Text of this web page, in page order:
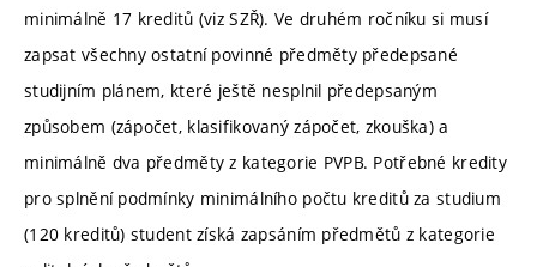
minimálně 17 kreditů (viz SZŘ). Ve druhém ročníku si musí
zapsat všechny ostatní povinné předměty předepsané
studijním plánem, které ještě nesplnil předepsaným
způsobem (zápočet, klasifikovaný zápočet, zkouška) a
minimálně dva předměty z kategorie PVPB. Potřebné kredity
pro splnění podmínky minimálního počtu kreditů za studium
(120 kreditů) student získá zapsáním předmětů z kategorie